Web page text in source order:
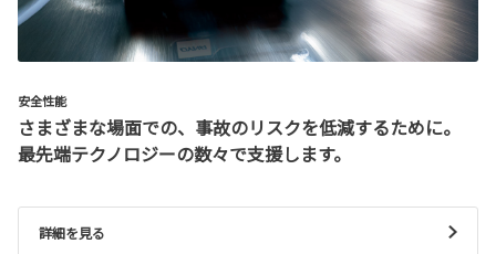
安全性能
さまざまな場面での、事故のリスクを低減するために。
最先端テクノロジーの数々で支援します。
詳細を見る